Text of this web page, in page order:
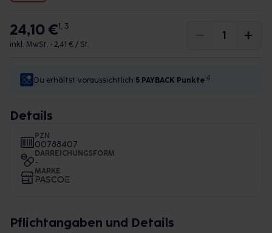
24,10 €1, 3
inkl. MwSt. • 2,41 € / St.
Du erhältst voraussichtlich 5 PAYBACK Punkte 4
Details
PZN
00788407
DARREICHUNGSFORM
-
MARKE
PASCOE
Pflichtangaben und Details